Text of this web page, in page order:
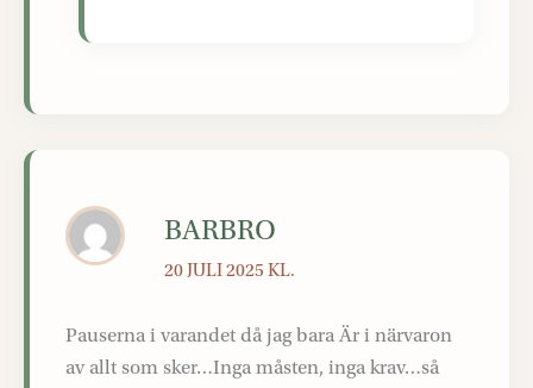
BARBRO
20 JULI 2025 KL.
Pauserna i varandet då jag bara Är i närvaron
av allt som sker…Inga måsten, inga krav…så